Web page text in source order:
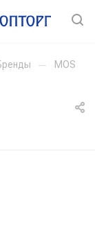
— MOS